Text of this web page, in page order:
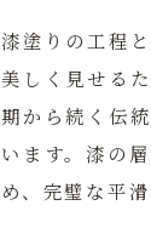
漆塗りの工程
美しく見せる
期から続く伝
います。漆の
め、完璧な平